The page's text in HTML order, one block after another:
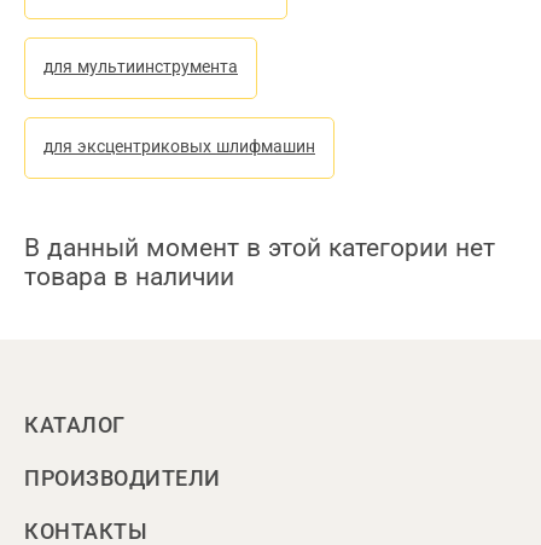
для мультиинструмента
для эксцентриковых шлифмашин
В данный момент в этой категории нет
товара в наличии
КАТАЛОГ
ПРОИЗВОДИТЕЛИ
КОНТАКТЫ